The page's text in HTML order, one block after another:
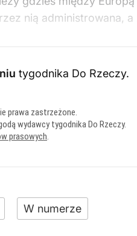
nią administrowana,
tygodnika Do Rzeczy.
prawa zastrzeżone.
wydawcy tygodnika Do Rzeczy.
prasowych.
W numerze